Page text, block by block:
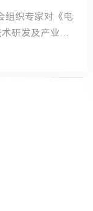
组织专家对《电
研发及产业
物资再生利用